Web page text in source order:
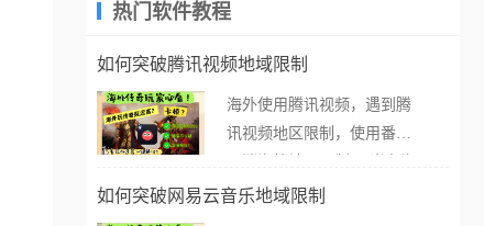
热门软件教程
如何突破腾讯视频地域限制
海外使用腾讯视频，遇到腾
讯视频地区限制，使用番茄
外打开腾讯视频，却突然弹
如何突破网易云音乐地域限制